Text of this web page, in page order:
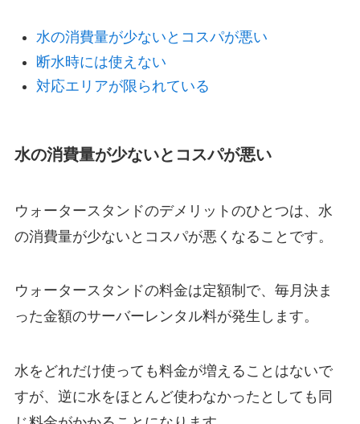
水の消費量が少ないとコスパが悪い
断水時には使えない
対応エリアが限られている
水の消費量が少ないとコスパが悪い
ウォータースタンドのデメリットのひとつは、水
の消費量が少ないとコスパが悪くなることです。
ウォータースタンドの料金は定額制で、毎月決ま
った金額のサーバーレンタル料が発生します。
水をどれだけ使っても料金が増えることはないで
すが、逆に水をほとんど使わなかったとしても同